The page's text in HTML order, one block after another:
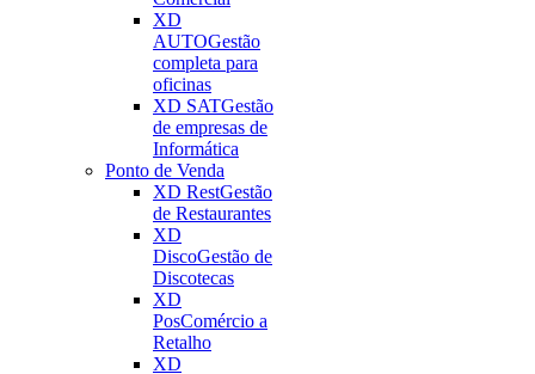
XD
AUTOGestão
completa para
oficinas
XD SATGestão
de empresas de
Informática
Ponto de Venda
XD RestGestão
de Restaurantes
XD
DiscoGestão de
Discotecas
XD
PosComércio a
Retalho
XD